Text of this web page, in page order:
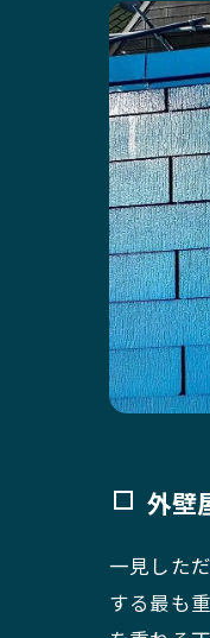
外壁
一見した
する最も